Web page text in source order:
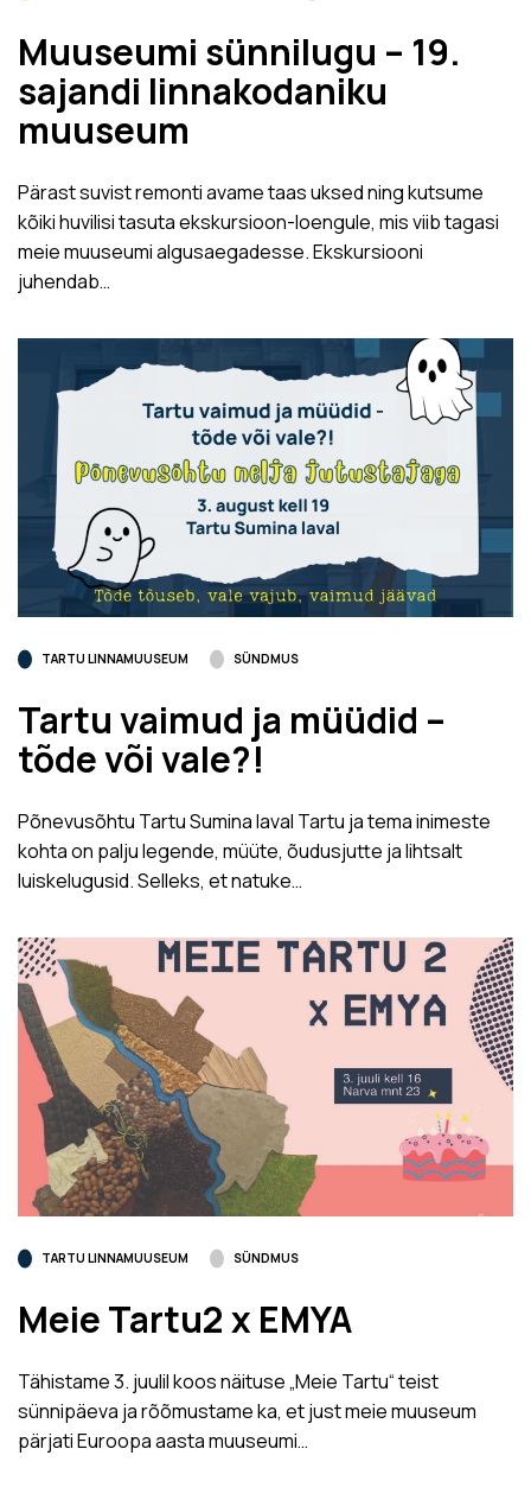
Muuseumi sünnilugu – 19.
sajandi linnakodaniku
muuseum
Pärast suvist remonti avame taas uksed ning kutsume
kõiki huvilisi tasuta ekskursioon-loengule, mis viib tagasi
meie muuseumi algusaegadesse. Ekskursiooni
juhendab…
TARTU LINNAMUUSEUM SÜNDMUS
Tartu vaimud ja müüdid –
tõde või vale?!
Põnevusõhtu Tartu Sumina laval Tartu ja tema inimeste
kohta on palju legende, müüte, õudusjutte ja lihtsalt
luiskelugusid. Selleks, et natuke…
TARTU LINNAMUUSEUM SÜNDMUS
Meie Tartu2 x EMYA
Tähistame 3. juulil koos näituse „Meie Tartu“ teist
sünnipäeva ja rõõmustame ka, et just meie muuseum
pärjati Euroopa aasta muuseumi…